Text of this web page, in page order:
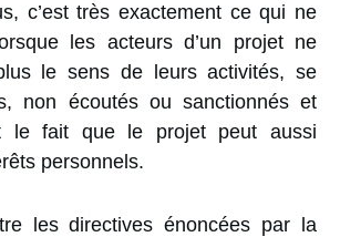
c’est très exactement ce qui ne
les acteurs d’un projet ne
le sens de leurs activités, se
non écoutés ou sanctionnés et
le fait que le projet peut aussi
personnels.
les directives énoncées par la